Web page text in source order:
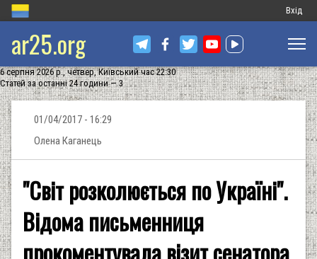
Меню
запису
Вхід
ar25.org
6 серпня 2026 р., четвер, Київський час 22:30
Статей за останні 24 години — 3
01/04/2017 - 16:29
Олена Каганець
"Світ розколюється по Україні".
Відома письменниця